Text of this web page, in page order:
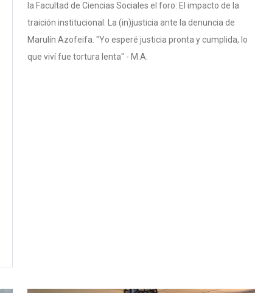
la Facultad de Ciencias Sociales el foro: El impacto de la
traición institucional: La (in)justicia ante la denuncia de
Marulín Azofeifa. "Yo esperé justicia pronta y cumplida, lo
que viví fue tortura lenta" - M.A.